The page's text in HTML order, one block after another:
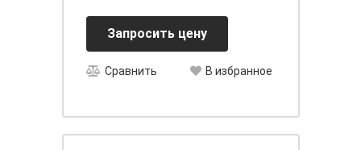
Запросить цену
Сравнить В избранное